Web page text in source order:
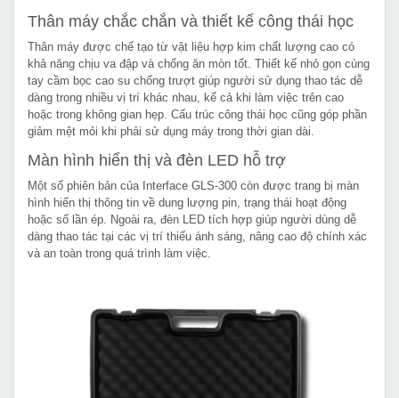
Thân máy chắc chắn và thiết kế công thái học
Thân máy được chế tạo từ vật liệu hợp kim chất lượng cao có
khả năng chịu va đập và chống ăn mòn tốt. Thiết kế nhỏ gọn cùng
tay cầm bọc cao su chống trượt giúp người sử dụng thao tác dễ
dàng trong nhiều vị trí khác nhau, kể cả khi làm việc trên cao
hoặc trong không gian hẹp. Cấu trúc công thái học cũng góp phần
giảm mệt mỏi khi phải sử dụng máy trong thời gian dài.
Màn hình hiển thị và đèn LED hỗ trợ
Một số phiên bản của Interface GLS-300 còn được trang bị màn
hình hiển thị thông tin về dung lượng pin, trạng thái hoạt động
hoặc số lần ép. Ngoài ra, đèn LED tích hợp giúp người dùng dễ
dàng thao tác tại các vị trí thiếu ánh sáng, nâng cao độ chính xác
và an toàn trong quá trình làm việc.